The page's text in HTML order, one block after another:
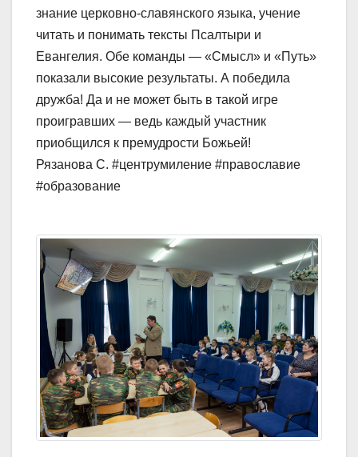
знание церковно-славянского языка, учение
читать и понимать тексты Псалтыри и
Евангелия. Обе команды — «Смысл» и «Путь»
показали высокие результаты. А победила
дружба! Да и не может быть в такой игре
проигравших — ведь каждый участник
приобщился к премудрости Божьей!
Рязанова С. #центрумиление #православие
#образование